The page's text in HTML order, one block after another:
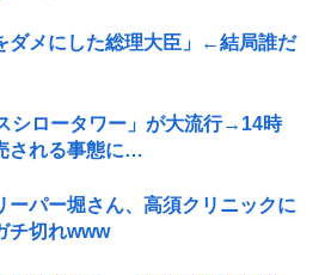
ダメにした総理大臣」←結局誰だ
シロータワー」が大流行→14時
される事態に…
ーパー堀さん、高須クリニックに
チ切れwww